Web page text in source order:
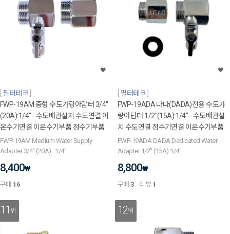
필터테크
FWP-19AM 중형 수도가랑아답터 3/4"
(20A):1/4" - 수도배관설치 수도연결 이
온수기연결 이온수기부품 정수기부품
FWP-19AM Medium Water Supply
Adapter 3/4" (20A) : 1/4"
8,400₩
구매 16
필터테크
FWP-19ADA 다다(DADA)전용 수도가
랑아답터 1/2"(15A):1/4" - 수도배관설
치 수도연결 정수기연결 이온수기부품
FWP-19ADA DADA Dedicated Water
Adapter 1/2" (15A):1/4"
8,800₩
구매3 리뷰 1
11위 12위